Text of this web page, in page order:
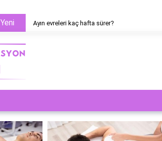
Yeni Ayın evreleri kaç hafta sürer?